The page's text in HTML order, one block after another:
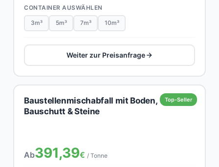
CONTAINER AUSWÄHLEN
3m³ 5m³ 7m³ 10m³
Weiter zur Preisanfrage
Top-Seller
Baustellenmischabfall mit Boden,
Bauschutt & Steine
Ab391,39€ / Tonne